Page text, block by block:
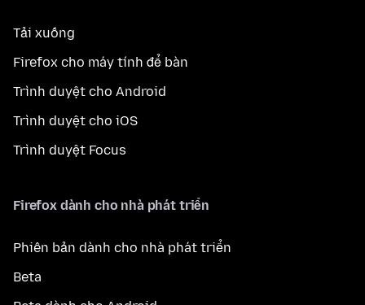
Tải xuống
Firefox cho máy tính để bàn
Trình duyệt cho Android
Trình duyệt cho iOS
Trình duyệt Focus
Firefox dành cho nhà phát triển
Phiên bản dành cho nhà phát triển
Beta